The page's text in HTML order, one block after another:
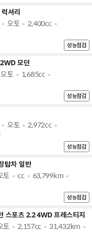
셔리
오토
2,400cc
성능점검
모던
오토
1,685cc
성능점검
오토
2,972cc
성능점검
탑차 일반
토 cc 63,799km
성능점검
스포츠 2.2 4WD 프레스티지
토 2,157cc 31,432km